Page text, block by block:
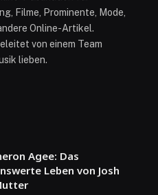
Filme, Prominente, Mode,
Online-Artikel.
von einem Team
lieben.
Agee: Das
Leben von Josh